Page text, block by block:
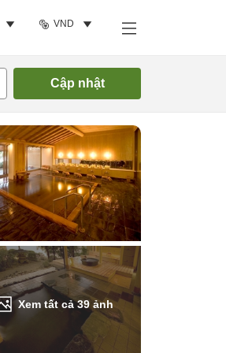
VND
Cập nhật
Xem tất cả39 ảnh
Tìm phòng trống